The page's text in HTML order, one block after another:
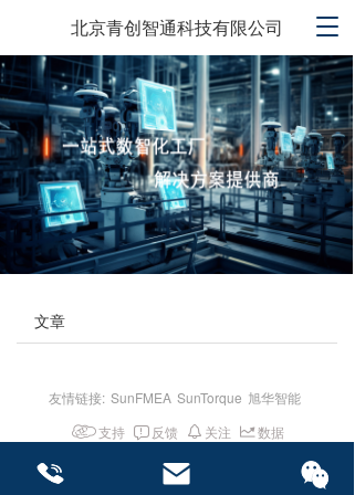
T
g
g
l
e
n
a
v
i
g
a
北京青创智通科技有限公司
文章
友情链接: SunFMEA SunTorque 旭华智能
支持
反馈 关注 数据